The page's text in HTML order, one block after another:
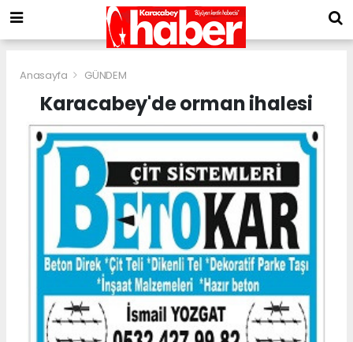
Anasayfa GÜNDEM
Karacabey'de orman ihalesi